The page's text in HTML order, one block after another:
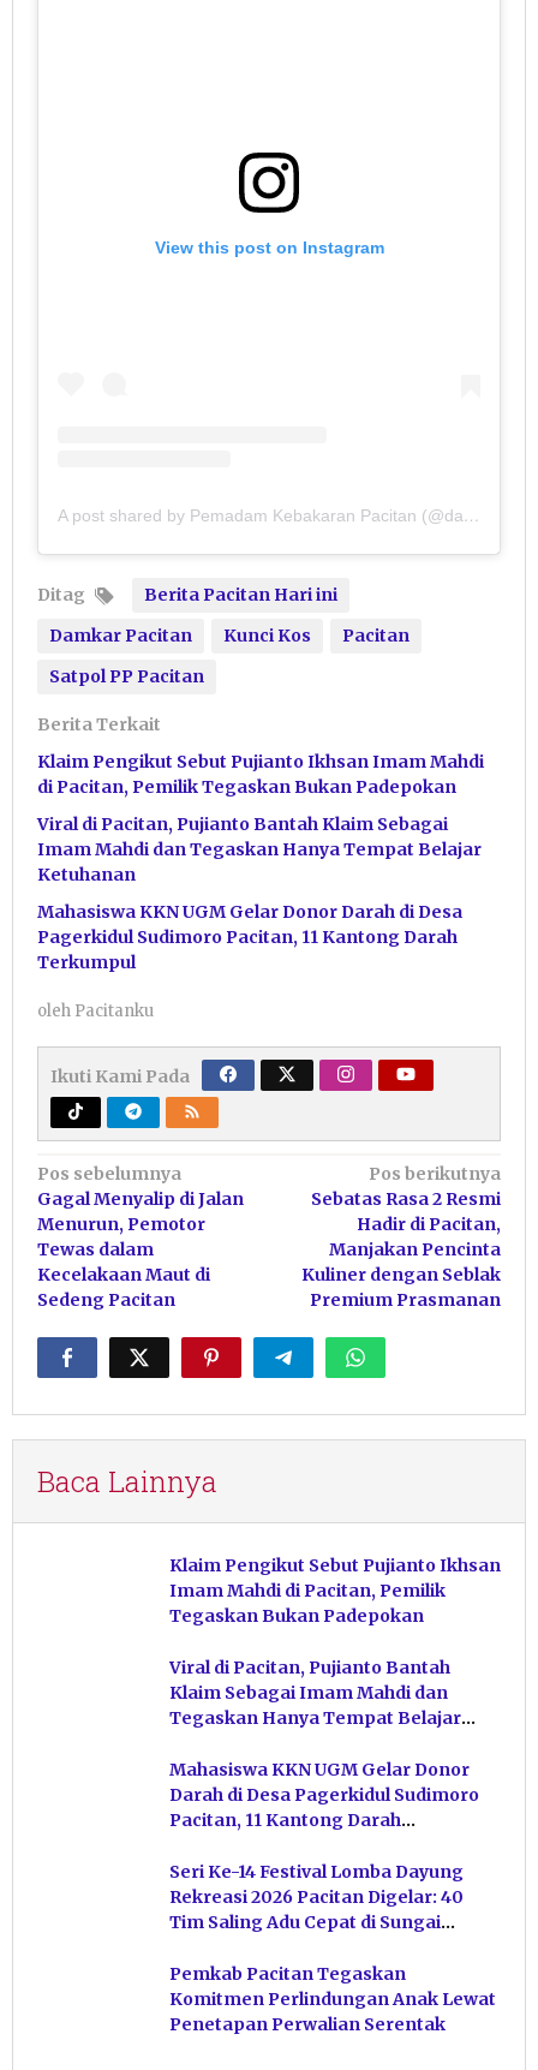
View this post on Instagram
A post shared by Pemadam Kebakaran Pacitan (@damkarpacitan)
Ditag
Berita Pacitan Hari ini
Damkar Pacitan
Kunci Kos
Pacitan
Satpol PP Pacitan
Berita Terkait
Klaim Pengikut Sebut Pujianto Ikhsan Imam Mahdi
di Pacitan, Pemilik Tegaskan Bukan Padepokan
Viral di Pacitan, Pujianto Bantah Klaim Sebagai
Imam Mahdi dan Tegaskan Hanya Tempat Belajar
Ketuhanan
Mahasiswa KKN UGM Gelar Donor Darah di Desa
Pagerkidul Sudimoro Pacitan, 11 Kantong Darah
Terkumpul
oleh Pacitanku
Ikuti Kami Pada
Navigasi
pos
Pos sebelumnya
Gagal Menyalip di Jalan
Menurun, Pemotor
Tewas dalam
Kecelakaan Maut di
Sedeng Pacitan
Pos berikutnya
Sebatas Rasa 2 Resmi
Hadir di Pacitan,
Manjakan Pencinta
Kuliner dengan Seblak
Premium Prasmanan
Baca Lainnya
Klaim Pengikut Sebut Pujianto Ikhsan
Imam Mahdi di Pacitan, Pemilik
Tegaskan Bukan Padepokan
Viral di Pacitan, Pujianto Bantah
Klaim Sebagai Imam Mahdi dan
Tegaskan Hanya Tempat Belajar
Mahasiswa KKN UGM Gelar Donor
Darah di Desa Pagerkidul Sudimoro
Pacitan, 11 Kantong Darah
Seri Ke-14 Festival Lomba Dayung
Rekreasi 2026 Pacitan Digelar: 40
Tim Saling Adu Cepat di Sungai
Pemkab Pacitan Tegaskan
Komitmen Perlindungan Anak Lewat
Penetapan Perwalian Serentak